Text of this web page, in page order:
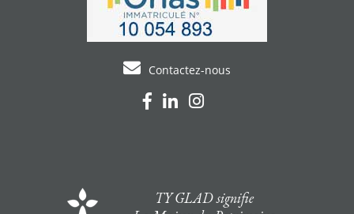
Contactez-nous
TY GLAD signifie